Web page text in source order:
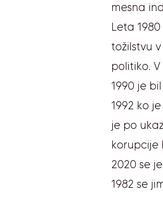
mesna
Leta
tožilstvu
politiko.
1990 je
1992 ko
je po
korupcije
2020 se
1982 se